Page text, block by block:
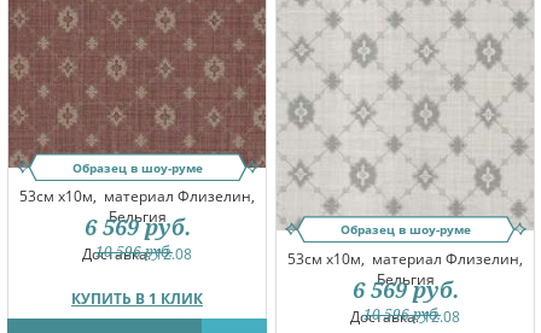
Образец в шоу-руме
53см x10м, материал Флизелин,
Бельгия
Доставка:12.08
КУПИТЬ В 1 КЛИК
10 596руб.
6 569 руб. Образец в шоу-руме
53см x10м, материал Флизелин,
Бельгия
Доставка:12.08
10 596руб.
6 569 руб.